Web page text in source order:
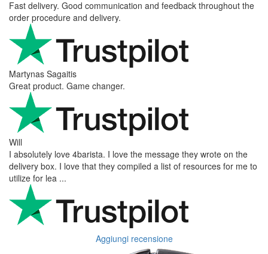
Fast delivery. Good communication and feedback throughout the
order procedure and delivery.
Martynas Sagaitis
Great product. Game changer.
Will
I absolutely love 4barista. I love the message they wrote on the
delivery box. I love that they compiled a list of resources for me to
utilize for lea ...
Aggiungi recensione